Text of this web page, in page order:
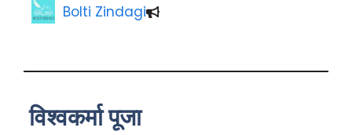
Bolti Zindagi
विश्वकर्मा पूजा